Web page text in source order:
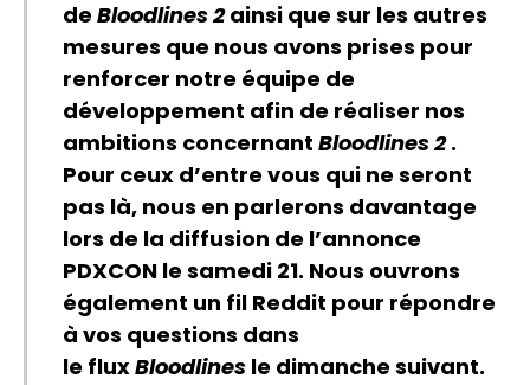
de Bloodlines 2ainsi que sur les autres
mesures que nous avons prises pour
renforcer notre équipe de
développement afin de réaliser nos
ambitions concernant Bloodlines 2.
Pour ceux d’entre vous qui ne seront
pas là, nous en parlerons davantage
lors de la diffusion de l’annonce
PDXCON le samedi 21. Nous ouvrons
également un fil Reddit pour répondre
à vos questions dans
le fluxBloodlines le dimanche suivant.